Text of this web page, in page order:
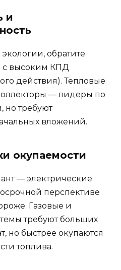
и
обратите
с высоким КПД
действия). Тепловые
— лидеры по
но требуют
вложений.
окупаемости
— электрические
перспективе
Газовые и
требуют больших
но быстрее окупаются
топлива.